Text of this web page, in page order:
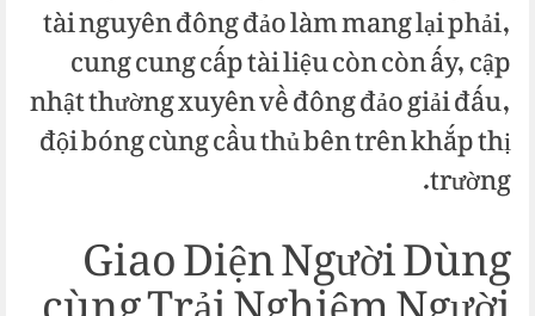
tài nguyên đông đảo làm mang lại phải,
cung cung cấp tài liệu còn còn ấy, cập
nhật thường xuyên về đông đảo giải đấu,
đội bóng cùng cầu thủ bên trên khắp thị
trường.
Giao Diện Người Dùng